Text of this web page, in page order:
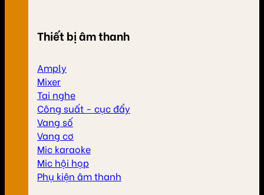
Thiết bị âm thanh
Amply
Mixer
Tai nghe
Công suất - cục đẩy
Vang số
Vang cơ
Mic karaoke
Mic hội họp
Phụ kiện âm thanh